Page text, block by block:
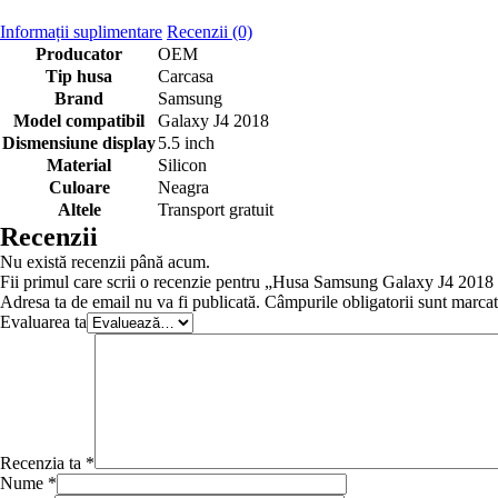
Informații suplimentare Recenzii (0)
Producator
OEM
Tip husa
Carcasa
Brand
Samsung
Model compatibil
Galaxy J4 2018
Dismensiune display5.5 inch
Material
Silicon
Culoare
Neagra
Altele
Transport gratuit
Recenzii
Nu există recenzii până acum.
Fii primul care scrii o recenzie pentru „Husa Samsung Galaxy J4 2018
Adresa ta de email nu va fi publicată. Câmpurile obligatorii sunt
Evaluarea ta
Recenzia ta *
Nume *